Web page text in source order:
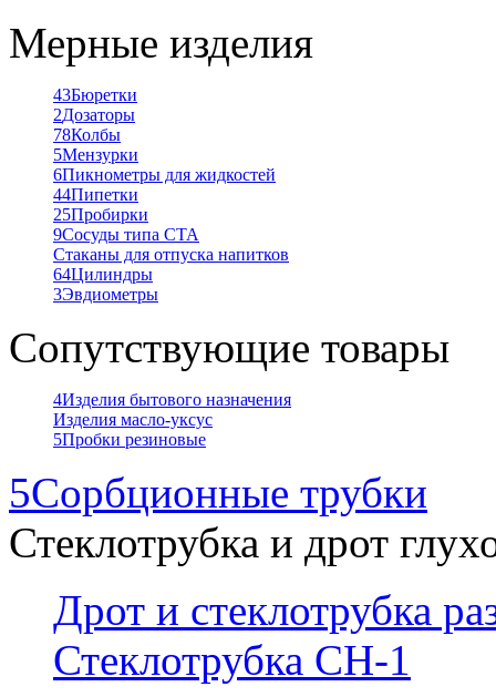
Мерные изделия
43Бюретки
2Дозаторы
78Колбы
5Мензурки
6Пикнометры для жидкостей
44Пипетки
25Пробирки
9Сосуды типа СТА
Стаканы для отпуска напитков
64Цилиндры
3Эвдиометры
Сопутствующие товары
4Изделия бытового назначения
Изделия масло-уксус
5Пробки резиновые
5Сорбционные трубки
Стеклотрубка и дрот
Дрот и стеклотрубка
Стеклотрубка СН-1